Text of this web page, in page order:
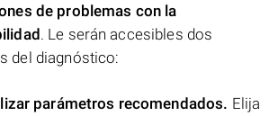
de problemas con la
. Le serán accesibles dos
del diagnóstico:
parámetros recomendados. Elija